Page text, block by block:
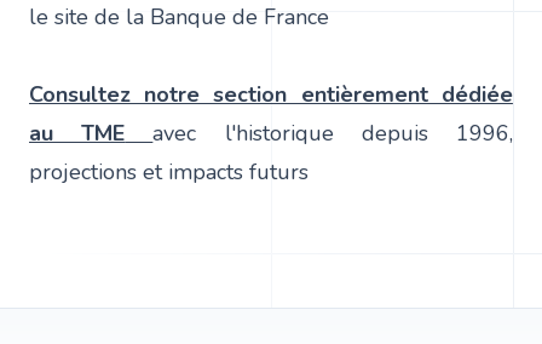
le site de la Banque de France
Consultez notre section entièrement dédiée
au TME
avec l'historique depuis 1996,
projections et impacts futurs